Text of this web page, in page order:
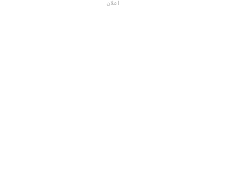
اعلان